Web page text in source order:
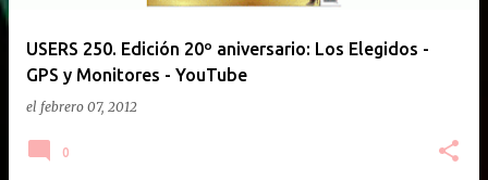
USERS 250. Edición 20º aniversario: Los Elegidos -
GPS y Monitores - YouTube
el febrero 07, 2012
0